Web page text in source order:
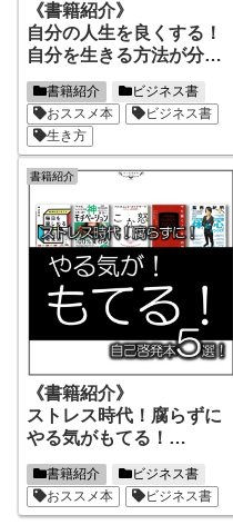
《書籍紹介》
自分の人生を良くする！
自分を生きる方法が分か
る本5選！
第1弾！
書籍紹介
ビジネス書
おススメ本
ビジネス書
生き方
書籍紹介
《書籍紹介》
ストレス時代！腐らずに
やる気がもてる！
自己啓発本5選！ 第1弾！
書籍紹介
ビジネス書
おススメ本
ビジネス書